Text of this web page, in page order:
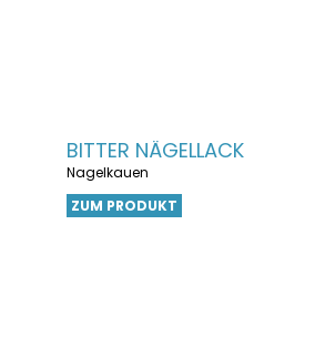
BITTER NÄGELLACK
Nagelkauen
ZUM PRODUKT